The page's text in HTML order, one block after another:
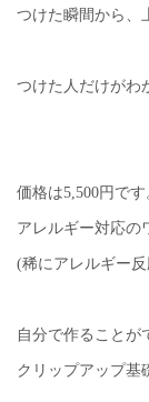
つけた瞬間から、
つけた人だけがわ
価格は5,500円です
アレルギー対応の
(稀にアレルギー
自分で作ることが
クリップアップ基